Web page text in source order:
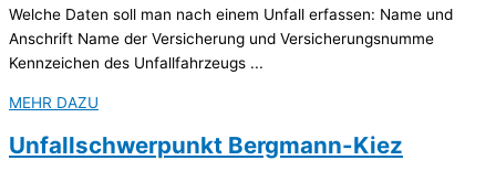
Welche Daten soll man nach einem Unfall erfassen: Name und
Anschrift Name der Versicherung und Versicherungsnumme
Kennzeichen des Unfallfahrzeugs ...
MEHR DAZU
Unfallschwerpunkt Bergmann-Kiez